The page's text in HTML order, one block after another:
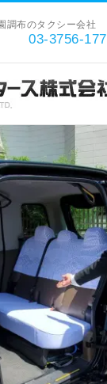
調布のタクシー会
03-3756-